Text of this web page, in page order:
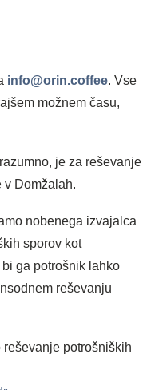
info@orin.coffee. Vse
možnem času,
je za reševanje
v Domžalah.
nobenega izvajalca
sporov kot
ga potrošnik lahko
reševanju
potrošniških